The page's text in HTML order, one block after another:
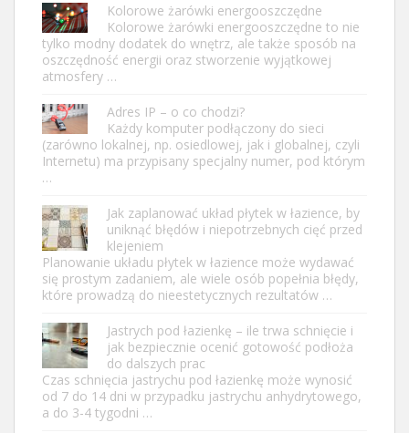
Kolorowe żarówki energooszczędne
Kolorowe żarówki energooszczędne to nie
tylko modny dodatek do wnętrz, ale także sposób na
oszczędność energii oraz stworzenie wyjątkowej
atmosfery …
Adres IP – o co chodzi?
Każdy komputer podłączony do sieci
(zarówno lokalnej, np. osiedlowej, jak i globalnej, czyli
Internetu) ma przypisany specjalny numer, pod którym
…
Jak zaplanować układ płytek w łazience, by
uniknąć błędów i niepotrzebnych cięć przed
klejeniem
Planowanie układu płytek w łazience może wydawać
się prostym zadaniem, ale wiele osób popełnia błędy,
które prowadzą do nieestetycznych rezultatów …
Jastrych pod łazienkę – ile trwa schnięcie i
jak bezpiecznie ocenić gotowość podłoża
do dalszych prac
Czas schnięcia jastrychu pod łazienkę może wynosić
od 7 do 14 dni w przypadku jastrychu anhydrytowego,
a do 3-4 tygodni …